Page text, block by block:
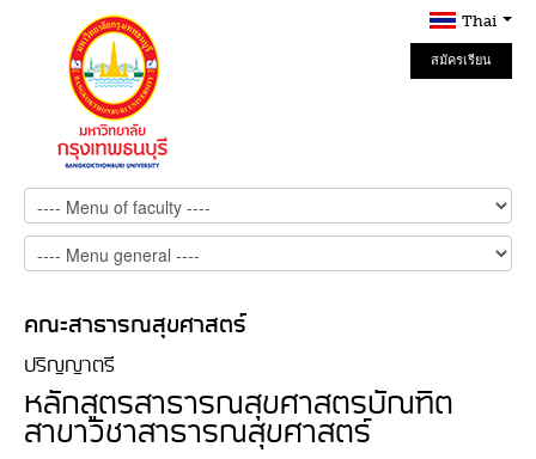
Thai
สมัครเรียน
Online
คณะสาธารณสุขศาสตร์
ปริญญาตรี
หลักสูตรสาธารณสุขศาสตรบัณฑิต
สาขาวิชาสาธารณสุขศาสตร์